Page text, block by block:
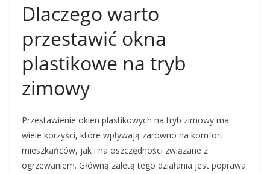
Dlaczego warto
przestawić okna
plastikowe na tryb
zimowy
Przestawienie okien plastikowych na tryb zimowy ma
wiele korzyści, które wpływają zarówno na komfort
mieszkańców, jak i na oszczędności związane z
ogrzewaniem. Główną zaletą tego działania jest poprawa